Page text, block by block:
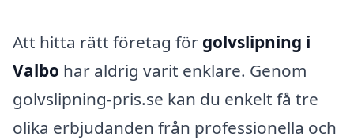
Att hitta rätt företag för golvslipning i
Valbo har aldrig varit enklare. Genom
golvslipning-pris.se kan du enkelt få tre
olika erbjudanden från professionella och